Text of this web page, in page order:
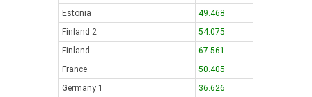
Estonia
49.468
Finland 2
54.075
Finland
67.561
France
50.405
Germany 1
36.626